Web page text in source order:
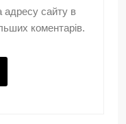
адресу сайту в
коментарів.